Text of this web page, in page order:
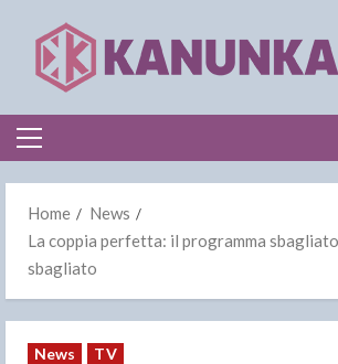
content
Primary
Home
News
La coppia perfetta: il programma
sbagliato
News TV